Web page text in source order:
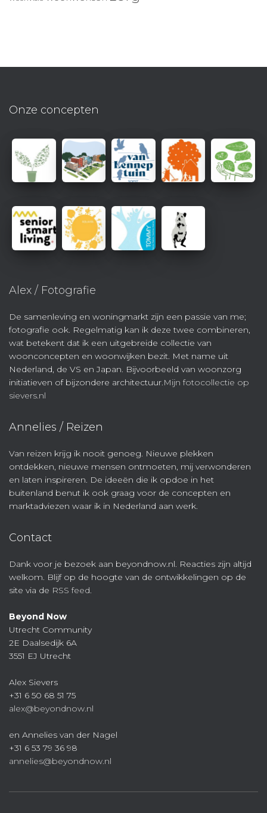
Onze concepten
Alex / Fotografie
De samenleving en woningmarkt zijn een passie van me;
fotografie ook. Regelmatig kan ik deze twee combineren,
wat betekent dat ik een uitgebreide collectie van
woonconcepten en woonwijken bezit. Met name uit
Nederland, de VS en Japan. Bijvoorbeeld van woonzorg
initiatieven of bijzondere architectuur.Mijn fotocollectie op
sievers.nl
Annelies / Reizen
Van reizen krijg ik nooit genoeg. Nieuwe plekken
ontdekken, nieuwe mensen ontmoeten, mij verwonderen
en laten inspireren. De ideeën die ik opdoe in het
buitenland benut ik ook graag voor de concepten en
marktadviezen waar ik in Nederland aan werk.
Contact
Dank voor je bezoek aan beyondnow.nl. Reacties zijn altijd
welkom. Blijf op de hoogte van de ontwikkelingen op de
site via de RSS feed.
Beyond Now
Utrecht Community
2E Daalsedijk 6A
3551 EJ Utrecht
Alex Sievers
+31 6 50 68 51 75
alex@beyondnow.nl
en Annelies van der Nagel
+31 6 53 79 36 98
annelies@beyondnow.nl